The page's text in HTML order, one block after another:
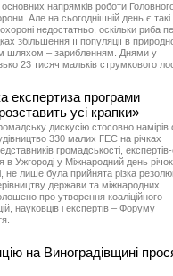
напрямків роботи
Але на сьогоднішній день є такі
недостатньо, оскільки риба
збільшення її популяції в
шляхом – зарибленням. Днями у
23 тисяч мальків струмкового
експертиза програми
усі крапки»
дискусію стосовно намірів
330 малих ГЕС на річках
громадськості, експертів-
в Ужгороді у Міжнародний день
не лише була прийнята різка
держави та міжнародних
про утворення коаліційного
науковців і експертів – Форуму
на Виноградівщині